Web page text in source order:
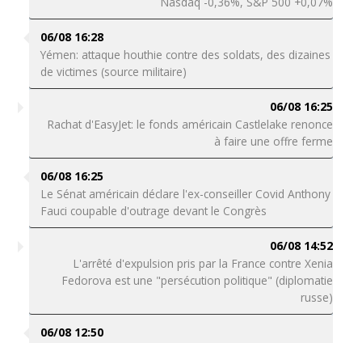
06/08 16:28
Yémen: attaque houthie contre des soldats, des dizaines
de victimes (source militaire)
06/08 16:25
Rachat d'EasyJet: le fonds américain Castlelake renonce
à faire une offre ferme
06/08 16:25
Le Sénat américain déclare l'ex-conseiller Covid Anthony
Fauci coupable d'outrage devant le Congrès
06/08 14:52
L'arrêté d'expulsion pris par la France contre Xenia
Fedorova est une "persécution politique" (diplomatie
russe)
06/08 12:50